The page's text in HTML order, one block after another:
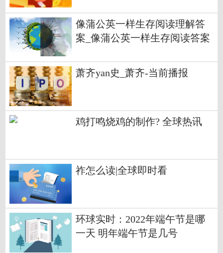
像蒲公英一样生存阅读理解答
案_像蒲公英一样生存阅读答案
萧齐yan史_萧齐-当前播报
鸡打鸣烧鸡的制作? 全球热讯
祚怎么读|全球即时看
环球实时：2022年端午节是哪
一天 明年端午节是几号